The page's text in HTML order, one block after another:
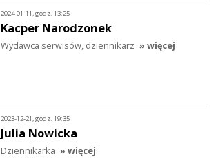
2024-01-11, godz. 13:25
Kacper Narodzonek
Wydawca serwisów, dziennikarz » więcej
2023-12-21, godz. 19:35
Julia Nowicka
Dziennikarka » więcej